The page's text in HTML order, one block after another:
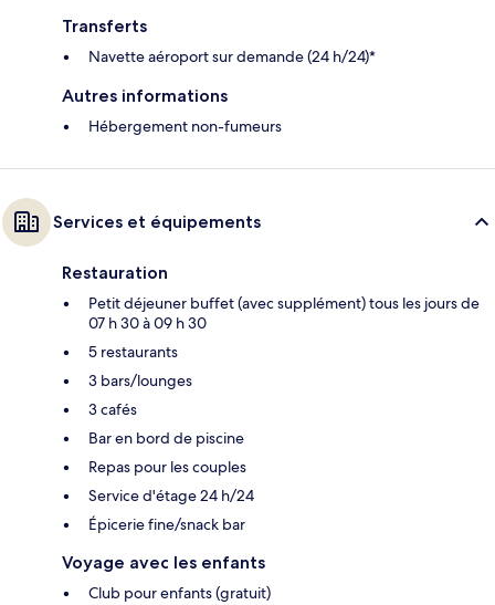
Transferts
Navette aéroport sur demande (24 h/24)*
Autres informations
Hébergement non-fumeurs
Services et équipements
Restauration
Petit déjeuner buffet (avec supplément) tous les jours de
07 h 30 à 09 h 30
5 restaurants
3 bars/lounges
3 cafés
Bar en bord de piscine
Repas pour les couples
Service d'étage 24 h/24
Épicerie fine/snack bar
Voyage avec les enfants
Club pour enfants (gratuit)